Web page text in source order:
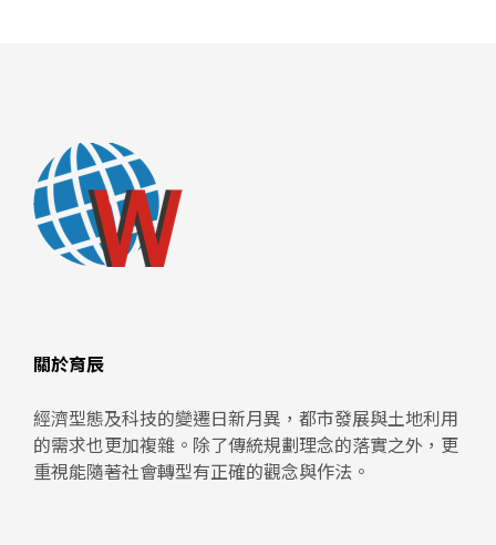
關於育辰
經濟型態及科技的變遷日新月異，都市發展與土地利用
的需求也更加複雜。除了傳統規劃理念的落實之外，更
重視能隨著社會轉型有正確的觀念與作法。